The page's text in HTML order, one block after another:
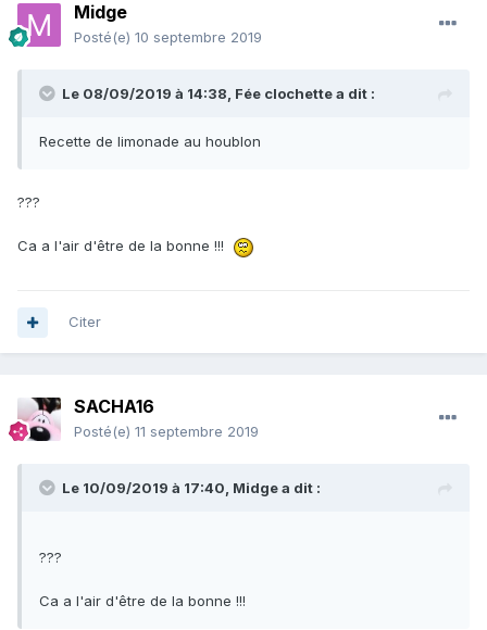
Midge
Posté(e) 10 septembre 2019
Le 08/09/2019 à 14:38, Fée clochettea dit :
Recette de limonade au houblon
???
Ca a l'air d'être de la bonne !!!
Citer
SACHA16
Posté(e) 11 septembre 2019
Le 10/09/2019 à 17:40, Midgea dit :
???
Ca a l'air d'être de la bonne !!!